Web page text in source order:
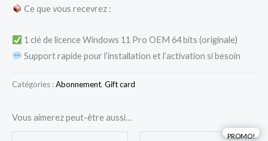
Ce que vous recevrez :
1 clé de licence Windows 11 Pro OEM 64 bits (originale)
Support rapide pour l’installation et l’activation si besoin
Catégories :Abonnement, Gift card
Vous aimerez peut-être aussi…
PROMO!
Le